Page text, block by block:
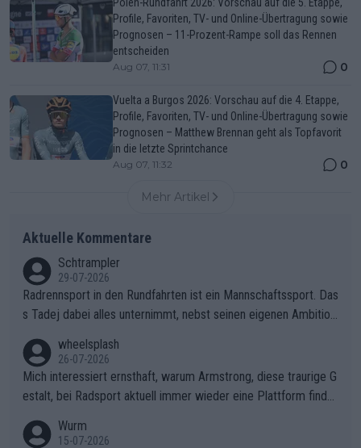
Profile, Favoriten, TV- und Online-Übertragung sowie
Prognosen – 11-Prozent-Rampe soll das Rennen
entscheiden
Aug 07, 11:31 0
Vuelta a Burgos 2026: Vorschau auf die 4. Etappe,
Profile, Favoriten, TV- und Online-Übertragung sowie
Prognosen – Matthew Brennan geht als Topfavorit
in die letzte Sprintchance
Aug 07, 11:32 0
Mehr Artikel
Aktuelle Kommentare
Schtrampler
29-07-2026
Radrennsport in den Rundfahrten ist ein Mannschaftssport. Das
s Tadej dabei alles unternimmt, nebst seinen eigenen Ambition
ganze Team auch mental stark zu machen und konkret am Erf
olg teilzuhaben, ist ihm ganz hoch anzurechnen. Das ist ein Zei
chen weit über den Radsport hinaus.
wheelsplash
26-07-2026
Mich interessiert ernsthaft, warum Armstrong, diese traurige G
estalt, bei Radsport aktuell immer wieder eine Plattform finde
Wurm
15-07-2026